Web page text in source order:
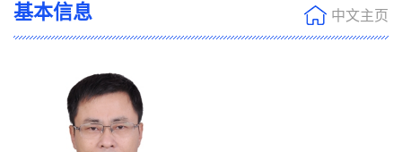
基本信息 中文主页